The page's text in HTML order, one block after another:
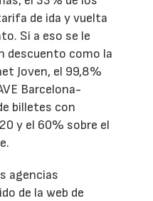
de ida y vuelta
Si a eso se le
descuento como la
Joven, el 99,8%
Barcelona-
billetes con
y el 60% sobre el
agencias
de la web de